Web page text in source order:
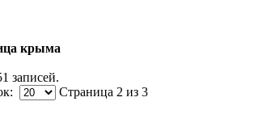
крыма
записей.
Страница 2 из 3